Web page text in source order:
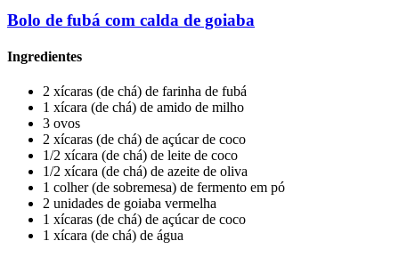
Bolo de fubá com calda de goiaba
Ingredientes
2 xícaras (de chá) de farinha de fubá
1 xícara (de chá) de amido de milho
3 ovos
2 xícaras (de chá) de açúcar de coco
1/2 xícara (de chá) de leite de coco
1/2 xícara (de chá) de azeite de oliva
1 colher (de sobremesa) de fermento em pó
2 unidades de goiaba vermelha
1 xícaras (de chá) de açúcar de coco
1 xícara (de chá) de água